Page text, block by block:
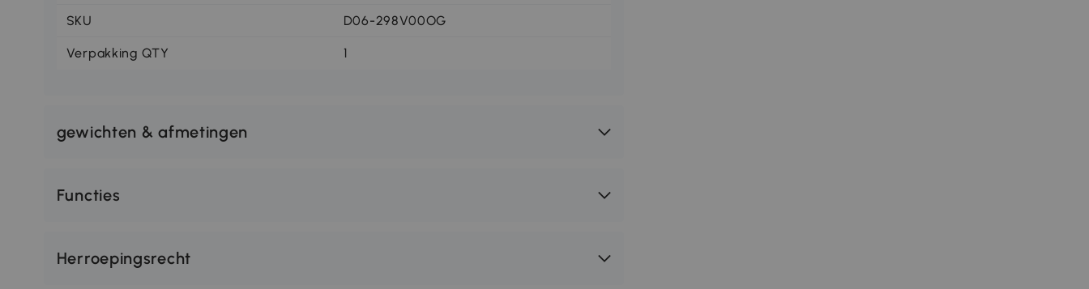
SKU D06-298V00OG
Verpakking QTY 1
gewichten & afmetingen
Functies
Herroepingsrecht